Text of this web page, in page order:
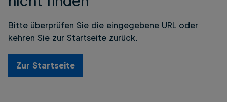
Bitte überprüfen Sie die eingegebene URL oder
kehren Sie zur Startseite zurück.
Zur Startseite